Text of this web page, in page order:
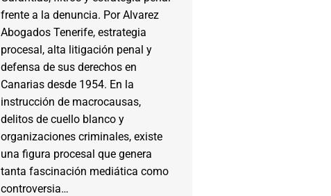
frente a la denuncia. Por Alvarez
Abogados Tenerife, estrategia
procesal, alta litigación penal y
defensa de sus derechos en
Canarias desde 1954. En la
instrucción de macrocausas,
delitos de cuello blanco y
organizaciones criminales, existe
una figura procesal que genera
tanta fascinación mediática como
controversia…